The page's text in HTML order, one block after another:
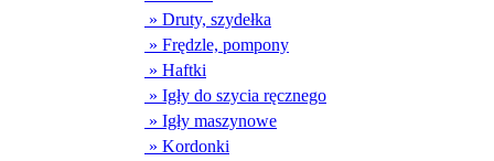
» Druty, szydełka
» Frędzle, pompony
» Haftki
» Igły do szycia ręcznego
» Igły maszynowe
» Kordonki